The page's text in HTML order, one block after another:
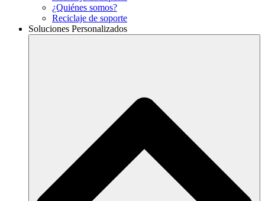
¿Quiénes somos?
Reciclaje de soporte
Soluciones Personalizados